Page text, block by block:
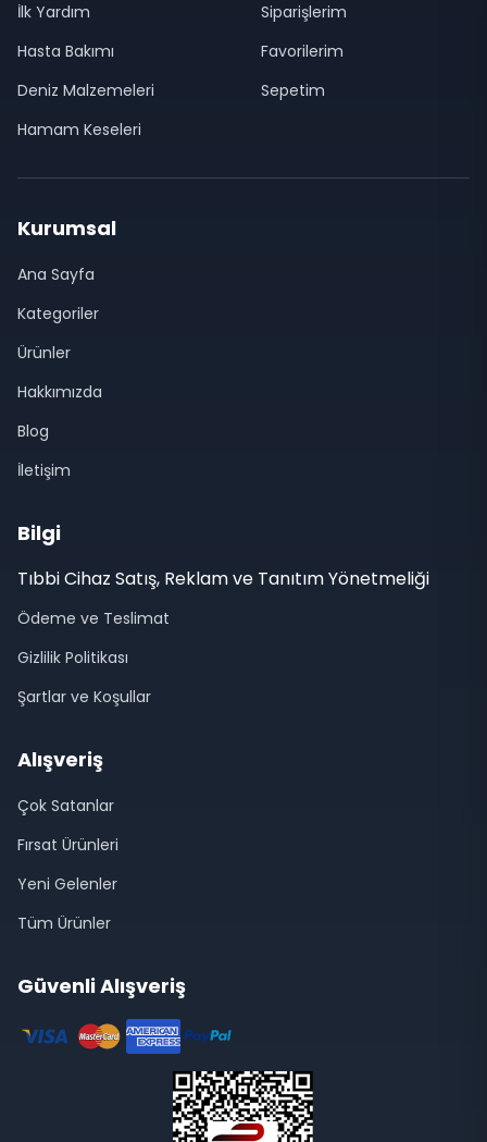
İlk Yardım
Hasta Bakımı
Deniz Malzemeleri
Hamam Keseleri
Siparişlerim
Favorilerim
Sepetim
Kurumsal
Ana Sayfa
Kategoriler
Ürünler
Hakkımızda
Blog
İletişim
Bilgi
Tıbbi Cihaz Satış, Reklam ve Tanıtım Yönetmeliği
Ödeme ve Teslimat
Gizlilik Politikası
Şartlar ve Koşullar
Alışveriş
Çok Satanlar
Fırsat Ürünleri
Yeni Gelenler
Tüm Ürünler
Güvenli Alışveriş